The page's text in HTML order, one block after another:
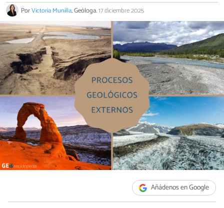
PorVictoria Munilla, Geóloga.17 diciembre 2025
Añádenos en Google